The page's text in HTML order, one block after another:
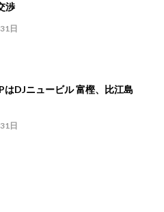
渉
日
はDJニュービル 富樫、比江島
日